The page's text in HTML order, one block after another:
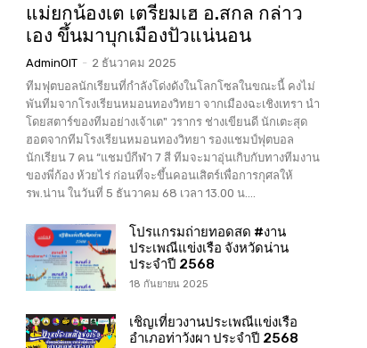
แม่ยกน้องเต เตรียมเฮ อ.สกล กล่าว
เอง ขึ้นมาบุกเมืองปัวแน่นอน
AdminOIT - 2 ธันวาคม 2025
ทีมฟุตบอลนักเรียนที่กำลังโด่งดังในโลกโซลในขณะนี้ คงไม่
พันทีมจากโรงเรียนหมอนทองวิทยา จากเมืองฉะเชิงเทรา นำ
โดยสตาร์ของทีมอย่างเจ้าเต" วรากร ช่างเขียนดี นักเตะสุด
ฮอตจากทีมโรงเรียนหมอนทองวิทยา รองแชมป์ฟุตบอล
นักเรียน 7 คน “แชมป์กีฬา 7 สี ทีมจะมาอุ่นเกิบกับทางทีมงาน
ของพี่ก้อง ห้วยไร่ ก่อนที่จะขึ้นคอนเสิตร์เพื่อการกุศลให้
รพ.น่าน ในวันที่ 5 ธันวาคม 68 เวลา 13.00 น....
โปรแกรมถ่ายทอดสด #งาน
ประเพณีแข่งเรือ จังหวัดน่าน
ประจำปี 2568
18 กันยายน 2025
เชิญเที่ยวงานประเพณีแข่งเรือ
อำเภอท่าวังผา ประจำปี 2568